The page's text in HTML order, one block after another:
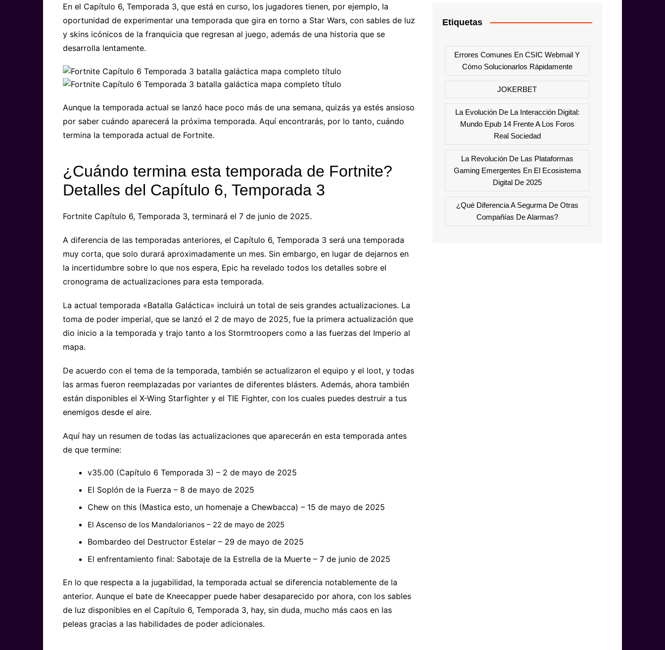
En el Capítulo 6, Temporada 3, que está en curso, los jugadores tienen, por ejemplo, la
oportunidad de experimentar una temporada que gira en torno a Star Wars, con sables de luz
y skins icónicos de la franquicia que regresan al juego, además de una historia que se
desarrolla lentamente.
Aunque la temporada actual se lanzó hace poco más de una semana, quizás ya estés ansioso
por saber cuándo aparecerá la próxima temporada. Aquí encontrarás, por lo tanto, cuándo
termina la temporada actual de Fortnite.
¿Cuándo termina esta temporada de Fortnite?
Detalles del Capítulo 6, Temporada 3
Fortnite Capítulo 6, Temporada 3, terminará el 7 de junio de 2025.
A diferencia de las temporadas anteriores, el Capítulo 6, Temporada 3 será una temporada
muy corta, que solo durará aproximadamente un mes. Sin embargo, en lugar de dejarnos en
la incertidumbre sobre lo que nos espera, Epic ha revelado todos los detalles sobre el
cronograma de actualizaciones para esta temporada.
La actual temporada «Batalla Galáctica» incluirá un total de seis grandes actualizaciones. La
toma de poder imperial, que se lanzó el 2 de mayo de 2025, fue la primera actualización que
dio inicio a la temporada y trajo tanto a los Stormtroopers como a las fuerzas del Imperio al
mapa.
De acuerdo con el tema de la temporada, también se actualizaron el equipo y el loot, y todas
las armas fueron reemplazadas por variantes de diferentes blásters. Además, ahora también
están disponibles el X-Wing Starfighter y el TIE Fighter, con los cuales puedes destruir a tus
enemigos desde el aire.
Aquí hay un resumen de todas las actualizaciones que aparecerán en esta temporada antes
de que termine:
v35.00 (Capítulo 6 Temporada 3) – 2 de mayo de 2025
El Soplón de la Fuerza – 8 de mayo de 2025
Chew on this (Mastica esto, un homenaje a Chewbacca) – 15 de mayo de 2025
El Ascenso de los Mandalorianos – 22 de mayo de 2025
Bombardeo del Destructor Estelar – 29 de mayo de 2025
El enfrentamiento final: Sabotaje de la Estrella de la Muerte – 7 de junio de 2025
En lo que respecta a la jugabilidad, la temporada actual se diferencia notablemente de la
anterior. Aunque el bate de Kneecapper puede haber desaparecido por ahora, con los sables
de luz disponibles en el Capítulo 6, Temporada 3, hay, sin duda, mucho más caos en las
peleas gracias a las habilidades de poder adicionales.
Etiquetas
Errores Comunes En CSIC Webmail Y
Cómo Solucionarlos Rápidamente
JOKERBET
La Evolución De La Interacción Digital:
Mundo Epub 14 Frente A Los Foros
Real Sociedad
La Revolución De Las Plataformas
Gaming Emergentes En El Ecosistema
Digital De 2025
¿Qué Diferencia A Segurma De Otras
Compañías De Alarmas?